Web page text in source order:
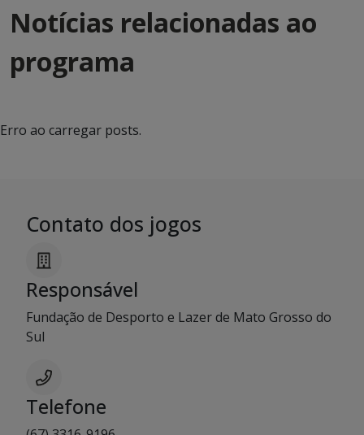
Notícias relacionadas ao
programa
Erro ao carregar posts.
Contato dos jogos
Responsável
Fundação de Desporto e Lazer de Mato Grosso do
Sul
Telefone